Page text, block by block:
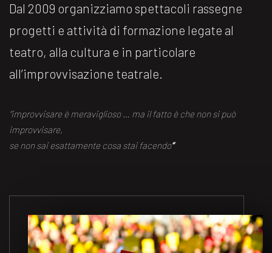
Dal 2009 organizziamo spettacoli rassegne
progetti e attività di formazione legate al
teatro, alla cultura e in particolare
all’improvvisazione teatrale.
“improvvisare è meraviglioso … ma il fatto è che non si può
improvvisare,
se non sai esattamente cosa stai facendo“